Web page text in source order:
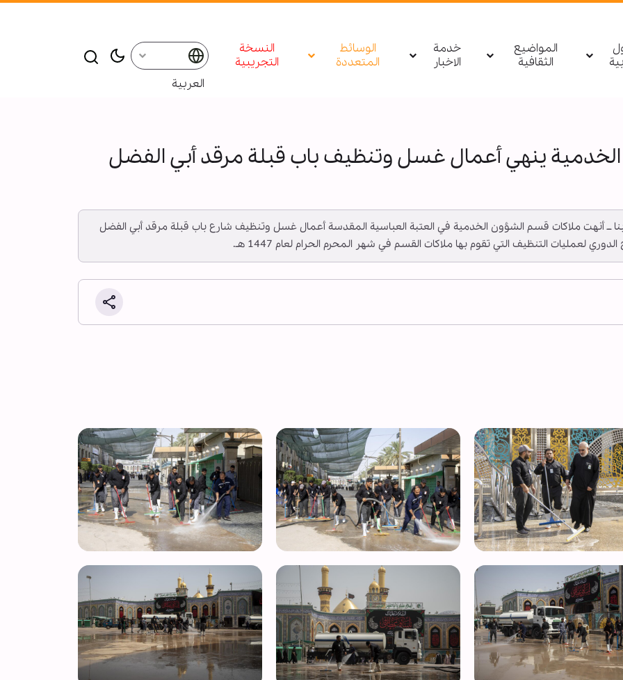
المواضيع
الثقافية
خدمة
الاخبار
الوسائط
المتعددة
النسخة
التجريبية
العربية
ينهي أعمال غسل وتنظيف باب قبلة مرقد أبي الفضل
أبنا ــ أنهت ملاكات قسم الشؤون الخدمية في العتبة العباسية المقدسة أعمال غسل وتنظيف شارع باب قبلة مرقد أبي الفضل
لعمليات التنظيف التي تقوم بها ملاكات القسم في شهر المحرم الحرام لعام 1447 هـ.